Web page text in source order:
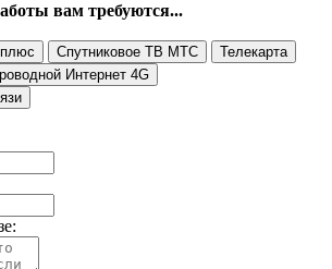
вам требуются...
Спутниковое ТВ МТС
Телекарта
Интернет 4G